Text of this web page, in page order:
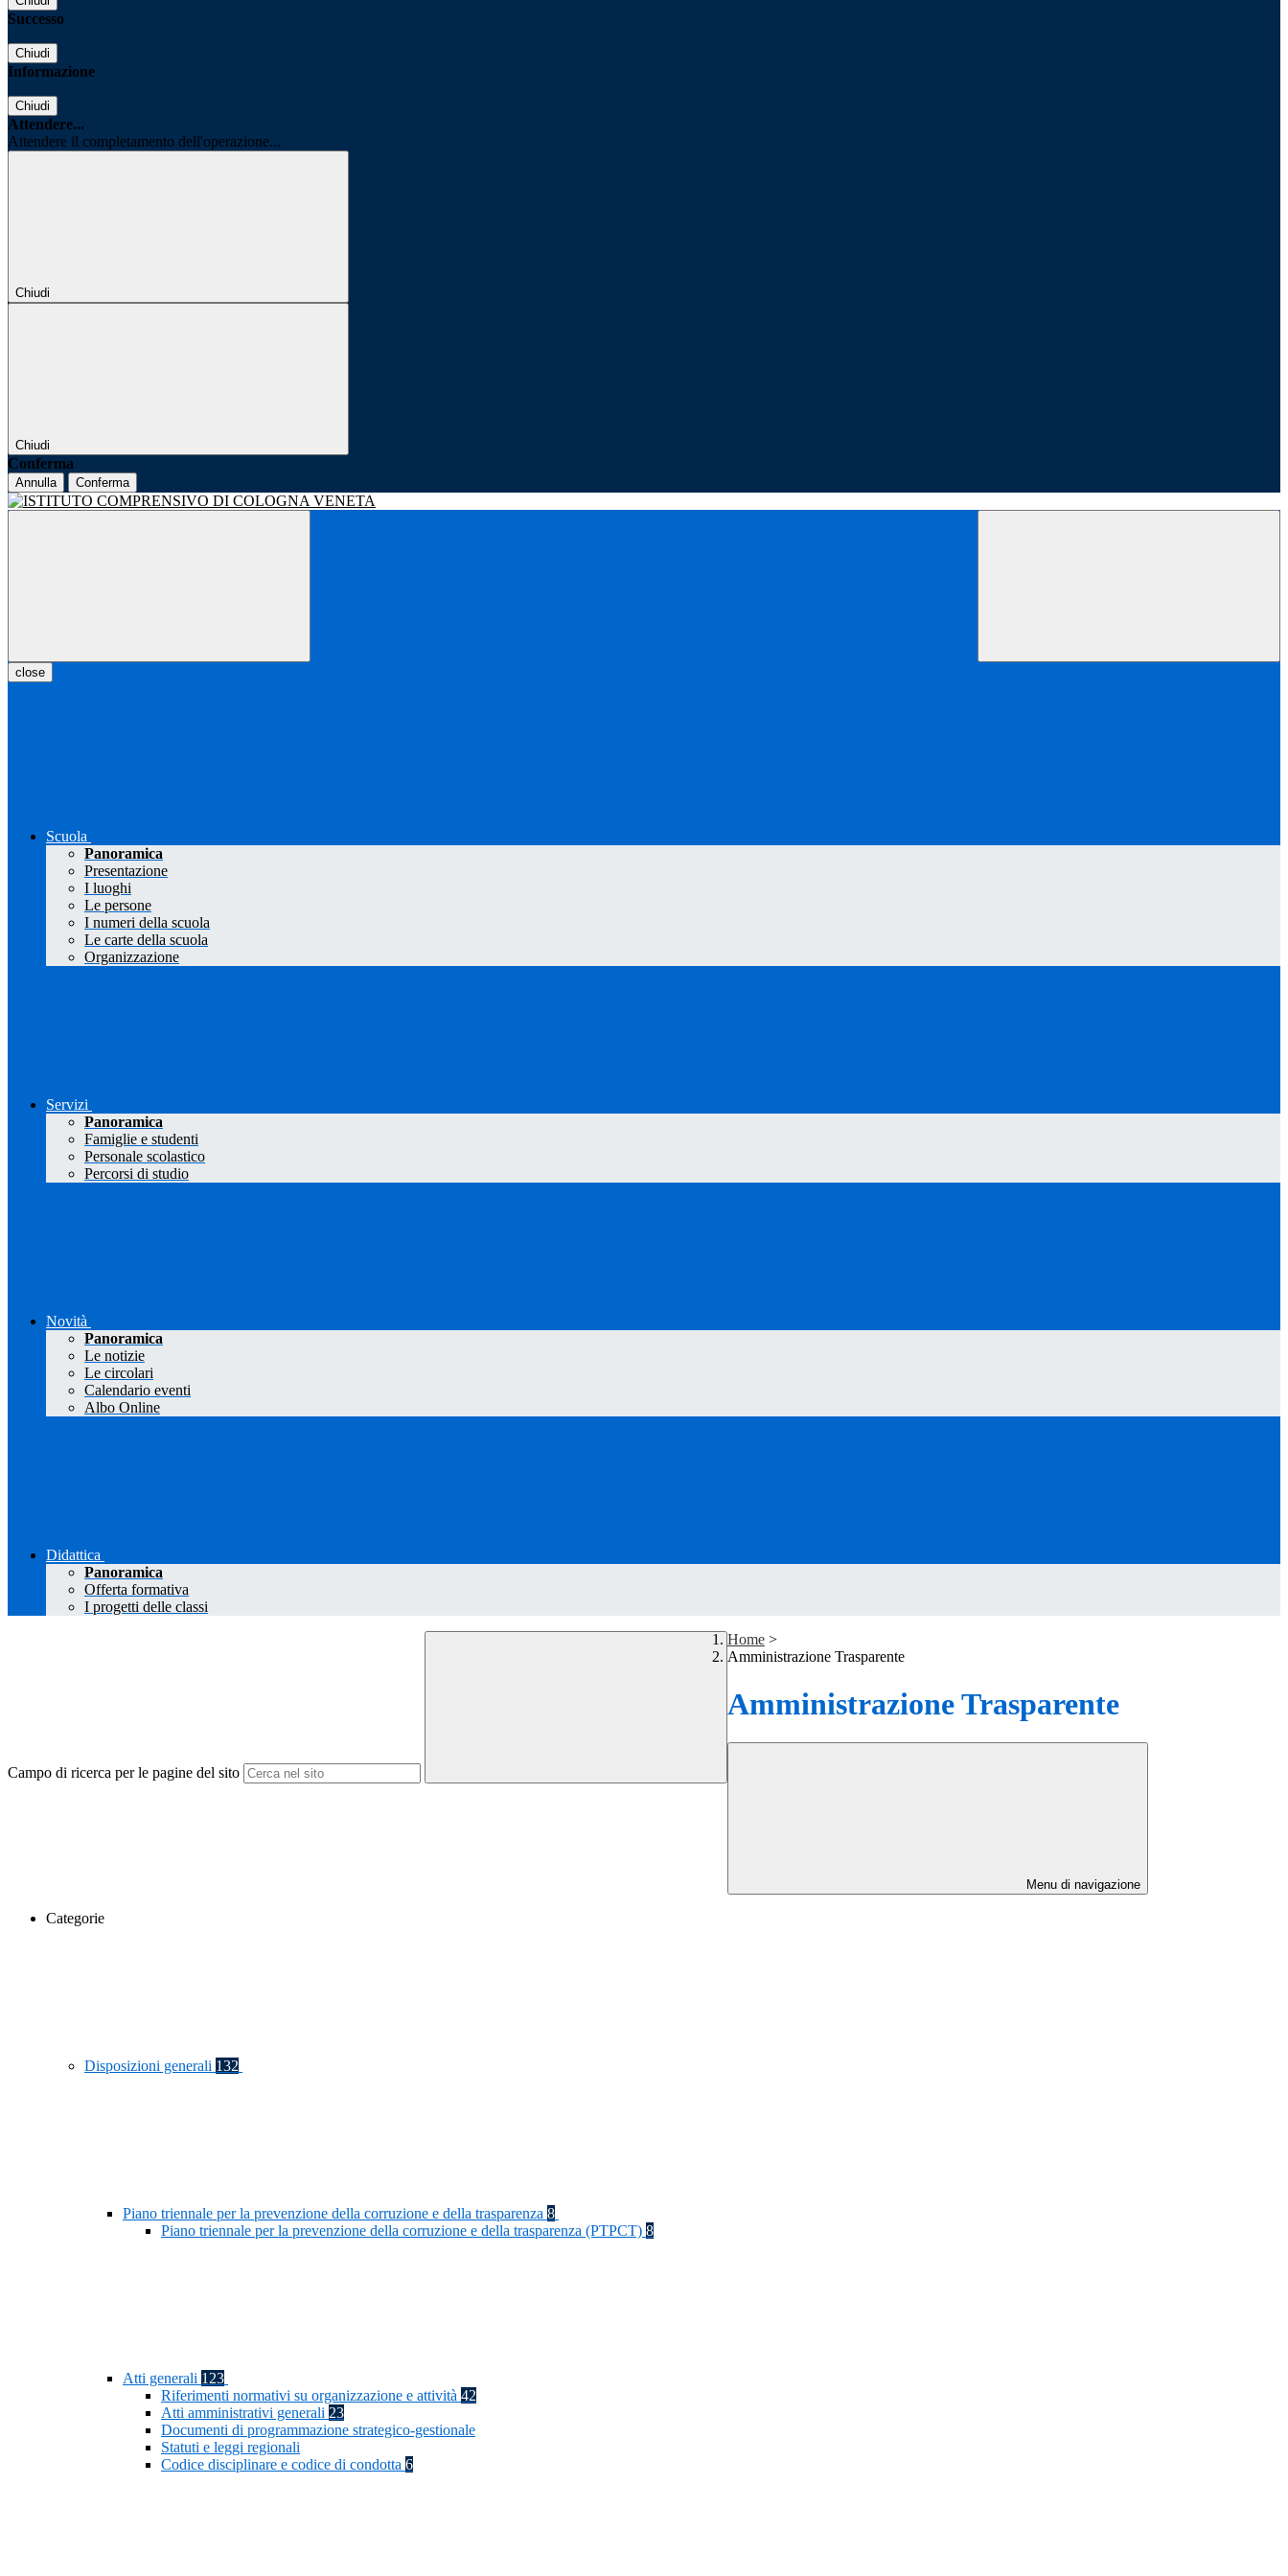
Successo
Chiudi
Informazione
Chiudi
Attendere...
Attendere il completamento dell'operazione...
Chiudi
Chiudi
Conferma
Annulla Conferma
close
Scuola
Panoramica
Presentazione
I luoghi
Le persone
I numeri della scuola
Le carte della scuola
Organizzazione
Servizi
Panoramica
Famiglie e studenti
Personale scolastico
Percorsi di studio
Novità
Panoramica
Le notizie
Le circolari
Calendario eventi
Albo Online
Didattica
Panoramica
Offerta formativa
I progetti delle classi
Campo di ricerca per le pagine del sito
Home >
Amministrazione Trasparente
Amministrazione Trasparente
Menu di navigazione
Categorie
Disposizioni generali 132
Piano triennale per la prevenzione della corruzione e della trasparenza 8
Piano triennale per la prevenzione della corruzione e della trasparenza (PTPCT) 8
Atti generali 123
Riferimenti normativi su organizzazione e attività 42
Atti amministrativi generali 23
Documenti di programmazione strategico-gestionale
Statuti e leggi regionali
Codice disciplinare e codice di condotta 6